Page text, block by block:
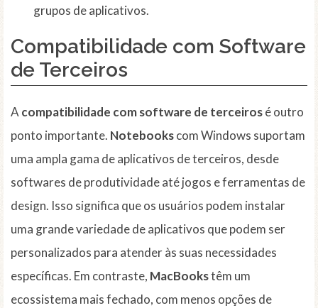
grupos de aplicativos.
Compatibilidade com Software
de Terceiros
A compatibilidade com software de terceirosé outro
ponto importante. Notebookscom Windows suportam
uma ampla gama de aplicativos de terceiros, desde
softwares de produtividade até jogos e ferramentas de
design. Isso significa que os usuários podem instalar
uma grande variedade de aplicativos que podem ser
personalizados para atender às suas necessidades
específicas. Em contraste, MacBookstêm um
ecossistema mais fechado, com menos opções de